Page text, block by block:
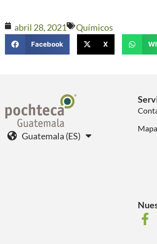
abril 28, 2021 Químicos
Facebook X
Guatemala (ES)